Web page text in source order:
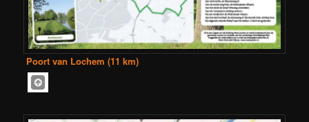
Poort van Lochem (11 km)